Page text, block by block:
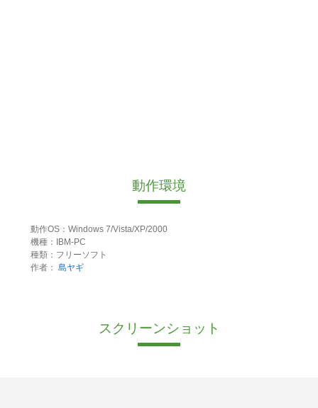
動作環境
動作OS：Windows 7/Vista/XP/2000
機種：IBM-PC
種類：フリーソフト
作者： 島ヤギ
スクリーンショット